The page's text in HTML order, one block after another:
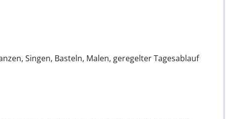
Singen, Basteln, Malen, geregelter Tagesablauf